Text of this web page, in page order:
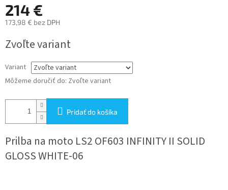
214 €
173,98 € bez DPH
cena:
Zvoľte variant
Variant
Môžeme doručiť do: Zvoľte variant
Pridať do košíka
Prilba na moto LS2 OF603 INFINITY II SOLID
GLOSS WHITE-06